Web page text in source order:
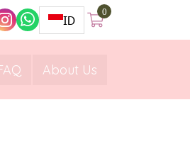
ID
0
About Us